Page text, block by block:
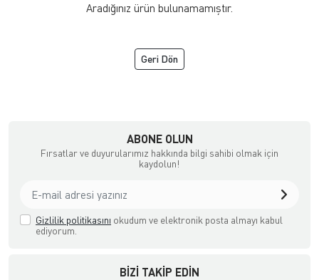
Aradığınız ürün bulunamamıştır.
Geri Dön
ABONE OLUN
Fırsatlar ve duyurularımız hakkında bilgi sahibi olmak için
kaydolun!
Gizlilik politikasını okudum ve elektronik posta almayı kabul
ediyorum.
BIZI TAKIP EDIN